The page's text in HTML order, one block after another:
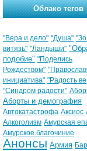
Облако тегов
"Вера и дело" "Душа"
витязь" "Ландыши"
подобие" "Поделись
Рождеством"
инициатива" "Радость
"Синдром радости"
Аборты и демография
Автокатастрофа Аксиос
Алкоголизм Амурская
Амурское благочиние
Анонсы Армия